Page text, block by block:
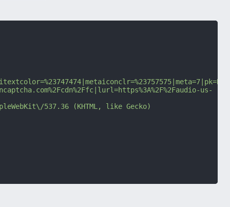
us-
537.36 (KHTML, like Gecko)